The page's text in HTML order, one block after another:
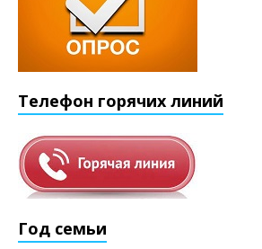
Телефон горячих линий
Год семьи